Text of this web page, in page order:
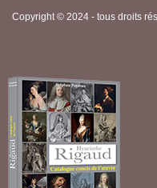
Copyright © 2024 - tous droits